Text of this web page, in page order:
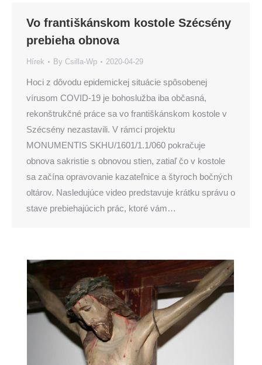
Vo františkánskom kostole Szécsény
prebieha obnova
Hírek By Csilla-Wp 2020-04-29
Hoci z dôvodu epidemickej situácie spôsobenej
vírusom COVID-19 je bohoslužba iba občasná,
rekonštrukčné práce sa vo františkánskom kostole v
Szécsény nezastavili. V rámci projektu
MONUMENTIS SKHU/1601/1.1/060 pokračuje
obnova sakristie s obnovou stien, zatiaľ čo v kostole
sa začína opravovanie kazateľnice a štyroch bočných
oltárov. Nasledujúce video predstavuje krátku správu o
stave prebiehajúcich prác, ktoré vám…